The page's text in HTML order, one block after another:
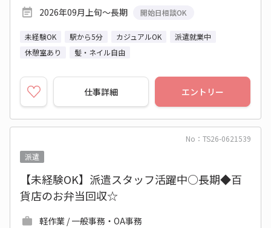
2026年09月上旬～長期
開始日相談OK
未経験OK 駅から5分 カジュアルOK
派遣就業中
休憩室あり
髪・ネイル自由
仕事詳細 エントリー
No：TS26-0621539
派遣
【未経験OK】派遣スタッフ活躍中○長期◆百
貨店のお弁当回収☆
軽作業 / 一般事務・OA事務